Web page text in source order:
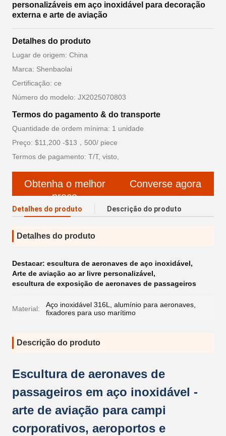
personalizáveis ​​em aço inoxidável para decoração
externa e arte de aviação
Detalhes do produto
Lugar de origem: China
Marca: Shenbaolai
Certificação: ce
Número do modelo: JX2025070803
Termos do pagamento & do transporte
Quantidade de ordem mínima: 1 unidade
Preço: $11,200 -$13，500/ piece
Termos de pagamento: T/T, visto,
Obtenha o melhor
preço
Converse agora
Detalhes do produto Descrição do produto
Detalhes do produto
Destacar: escultura de aeronaves de aço inoxidável,
Arte de aviação ao ar livre personalizável,
escultura de exposição de aeronaves de passageiros
Material:
Aço inoxidável 316L, alumínio para aeronaves,
fixadores para uso marítimo
Descrição do produto
Escultura de aeronaves de
passageiros em aço inoxidável -
arte de aviação para campi
corporativos, aeroportos e